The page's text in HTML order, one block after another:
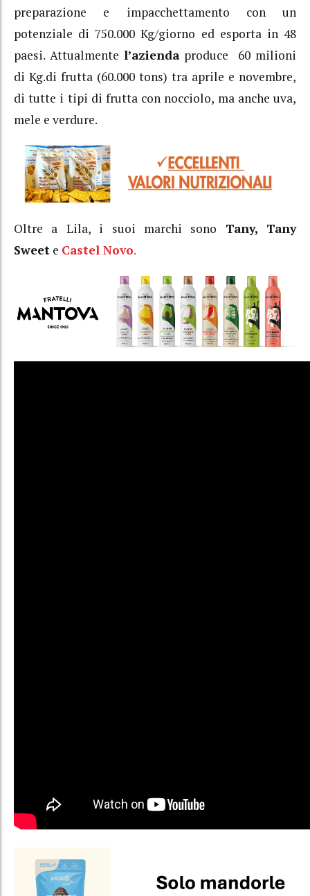
preparazione e impacchettamento con un
potenziale di 750.000 Kg/giorno ed esporta in 48
paesi. Attualmente l’azienda produce 60 milioni
di Kg.di frutta (60.000 tons) tra aprile e novembre,
di tutte i tipi di frutta con nocciolo, ma anche uva,
mele e verdure.
Oltre a Lila, i suoi marchi sono Tany,
Tany
Sweet e Castel Novo.